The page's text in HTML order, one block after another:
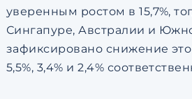
уверенным ростом в 15,7%,
Сингапуре, Австралии и
зафиксировано снижение
5,5%, 3,4% и 2,4%